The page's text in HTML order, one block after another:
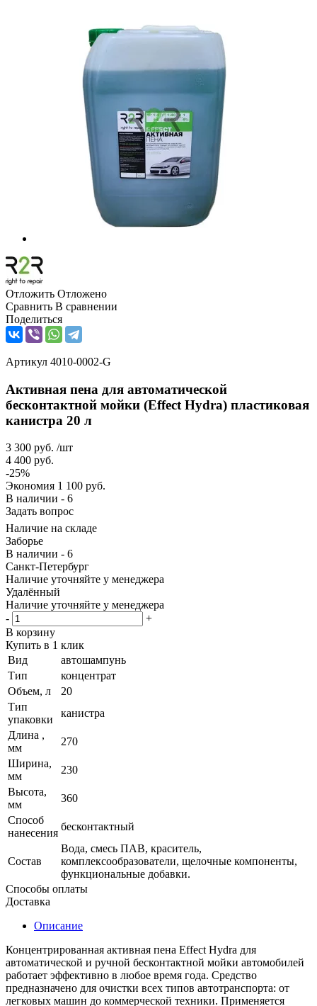
Отложить Отложено
Сравнить В сравнении
Поделиться
Артикул 4010-0002-G
Активная пена для автоматической
бесконтактной мойки (Effect Hydra) пластиковая
канистра 20 л
3 300 руб. /шт
4 400 руб.
-25%
Экономия 1 100 руб.
В наличии - 6
Задать вопрос
Наличие на складе
Заборье
В наличии - 6
Санкт-Петербург
Наличие уточняйте у менеджера
Удалённый
Наличие уточняйте у менеджера
-
+
В корзину
Купить в 1 клик
Вид
автошампунь
Тип
концентрат
Объем, л
20
Тип
упаковки
канистра
Длина ,
мм
270
Ширина,
мм
230
Высота,
мм
360
Способ
нанесения
бесконтактный
Состав
Вода, смесь ПАВ, краситель,
комплексообразователи, щелочные компоненты,
функциональные добавки.
Способы оплаты
Доставка
Описание
Концентрированная активная пена Effect Hydra для
автоматической и ручной бесконтактной мойки автомобилей
работает эффективно в любое время года. Средство
предназначено для очистки всех типов автотранспорта: от
легковых машин до коммерческой техники. Применяется